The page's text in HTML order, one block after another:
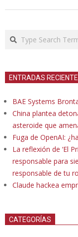
Search
ENTRADAS
BAE Systems
China plantea
asteroide que
Fuga de OpenAI:
La reflexión de ‘El
responsable para
responsable de tu
Claude hackea
CATEGORÍAS